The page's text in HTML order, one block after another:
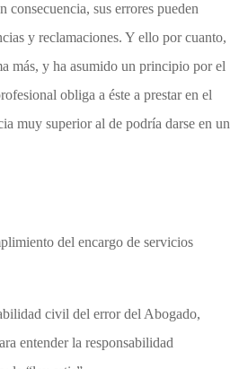
consecuencia, sus errores pueden
y reclamaciones. Y ello por cuanto,
más, y ha asumido un principio por el
obliga a éste a prestar en el
muy superior al de podría darse en un
del encargo de servicios
civil del error del Abogado,
entender la responsabilidad